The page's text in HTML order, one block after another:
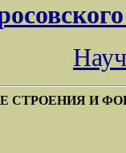
СТРОЕНИЯ И